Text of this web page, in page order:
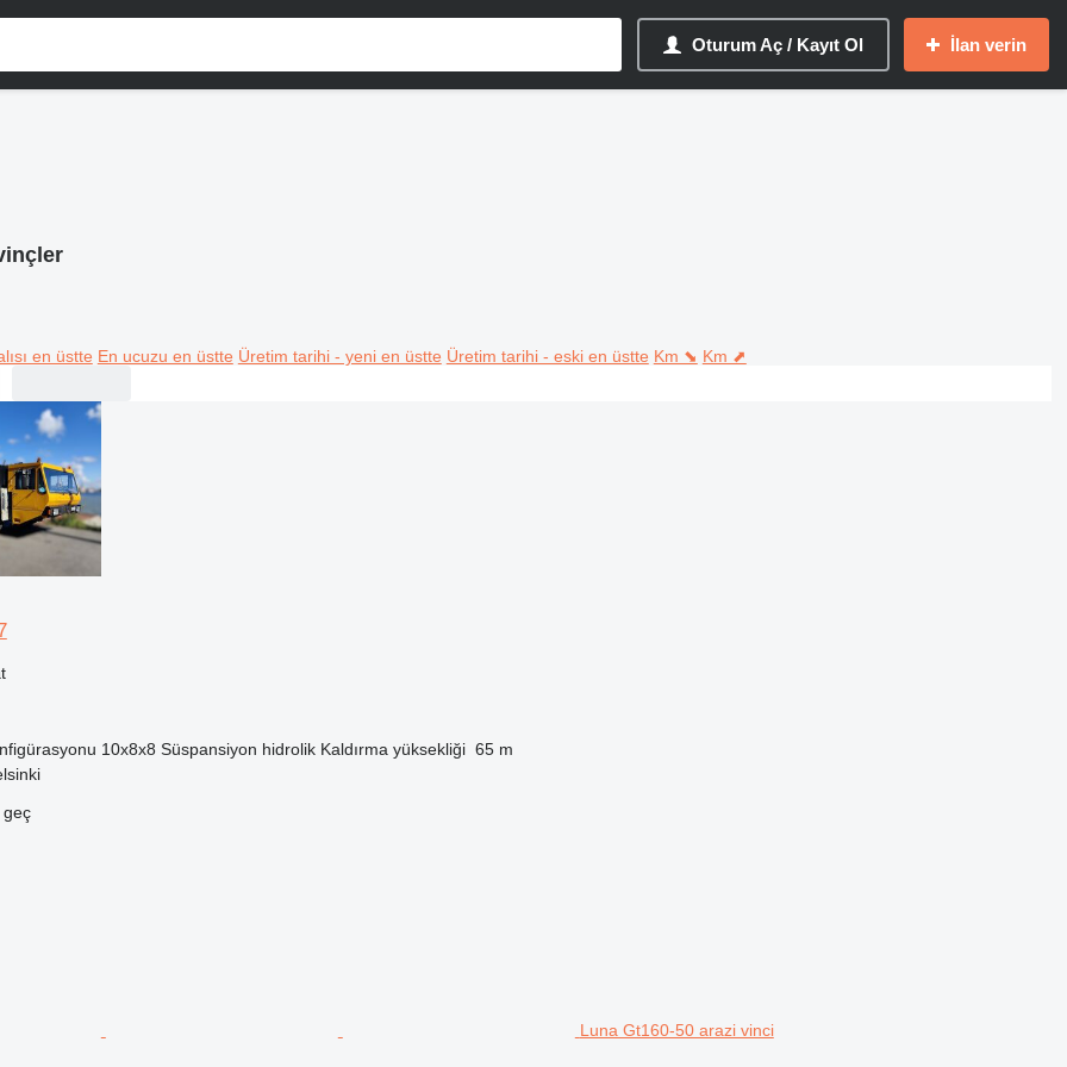
Oturum Aç / Kayıt Ol İlan verin
en üstte En ucuzu en üstte Üretim tarihi - yeni en üstte Üretim tarihi - eski en üstte Km ⬊ Km ⬈
10x8x8 Süspansiyon hidrolik Kaldırma yüksekliği 65 m
geç
Luna Gt160-50 arazi vinci